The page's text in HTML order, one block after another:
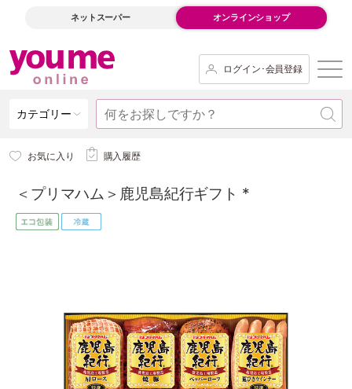
ネットスーパー オンラインショップ
ログイン･会員登録
カテゴリー
お気に入り 購入履歴
＜プリマハム＞鹿児島紀行ギフト *